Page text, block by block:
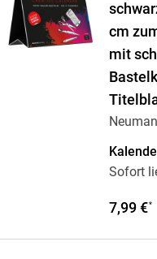
cm
mit
Sofort
7,99 €*